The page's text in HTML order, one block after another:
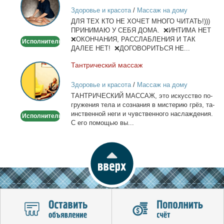
лица
и
тела
Исполнитель
Здоровье и красота/ Массаж на дому
ДЛЯ ТЕХ КТО НЕ ХОЧЕТ МНОГО ЧИТАТЬ!)))
ПРИНИМАЮ У СЕБЯ ДОМА. ❌ИНТИМА НЕТ
❌ОКОНЧАНИЯ, РАССЛАБЛЕНИЯ И ТАК
ДАЛЕЕ НЕТ! ❌ДОГОВОРИТЬСЯ НЕ...
Тантрический
массаж
Исполнитель
Тан­три­че­ский мас­саж
Здоровье и красота/ Массаж на дому
ТАНТРИЧЕСКИЙ МАССАЖ, это ис­кус­ство по­
гру­же­ния те­ла и со­зна­ния в ми­сте­рию грёз, та­
ин­ствен­ной неги и чув­ствен­но­го на­сла­жде­ния.
С его по­мо­щью вы...